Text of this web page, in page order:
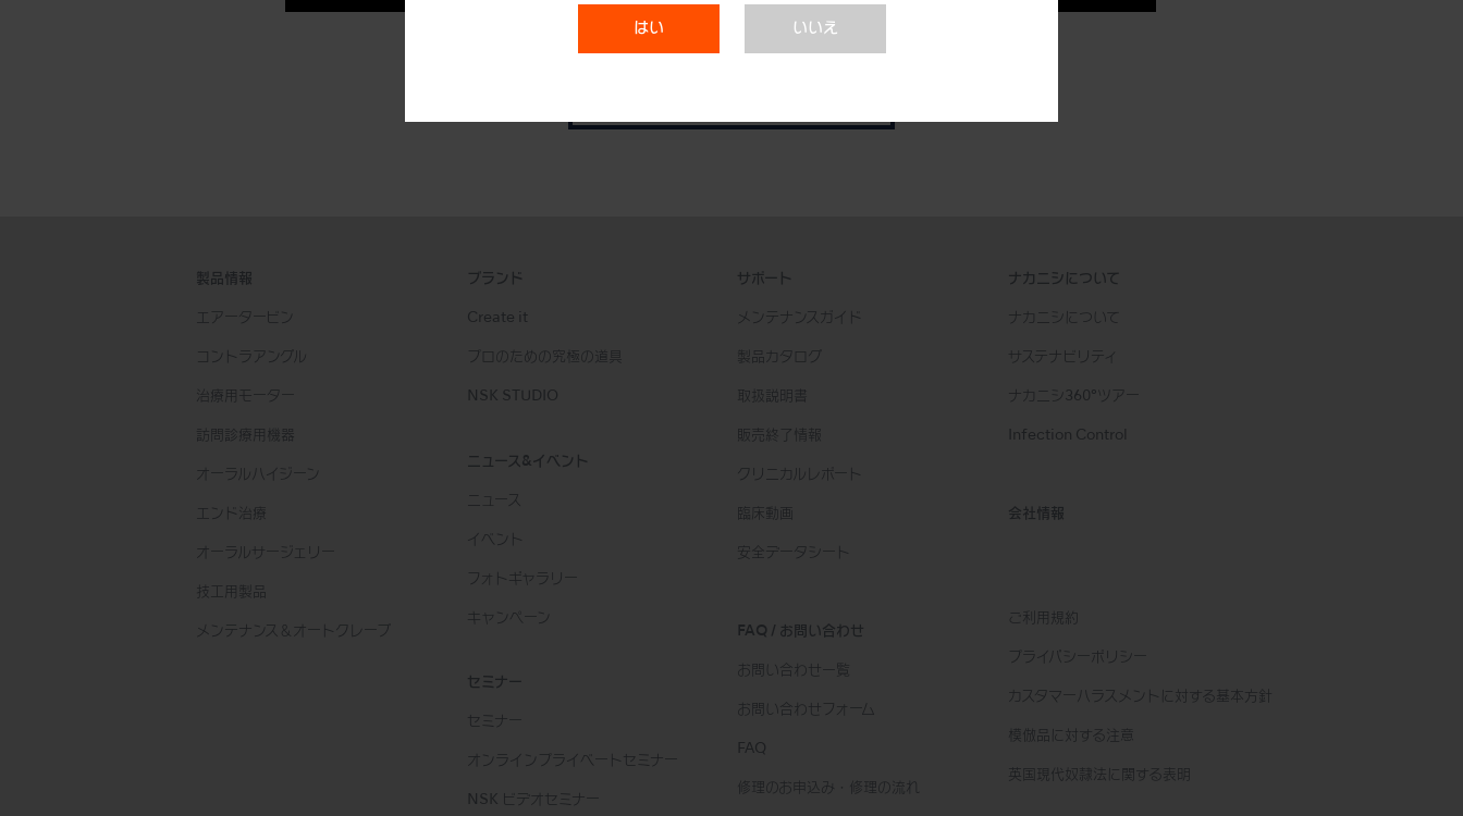
はい いいえ
製品情報
エアータービン
コントラアングル
治療用モーター
訪問診療用機器
オーラルハイジーン
エンド治療
オーラルサージェリー
技工用製品
メンテナンス＆オートクレーブ
ブランド
Create it
プロのための究極の道具
NSK STUDIO
ニュース&イベント
ニュース
イベント
フォトギャラリー
キャンペーン
セミナー
セミナー
オンラインプライベートセミナー
NSK ビデオセミナー
サポート
メンテナンスガイド
製品カタログ
取扱説明書
販売終了情報
クリニカルレポート
臨床動画
安全データシート
FAQ / お問い合わせ
お問い合わせ一覧
お問い合わせフォーム
FAQ
修理のお申込み・修理の流れ
ナカニシについて
ナカニシについて
サステナビリティ
ナカニシ360°ツアー
Infection Control
会社情報
ご利用規約
プライバシーポリシー
カスタマーハラスメントに対する基本方針
模倣品に対する注意
英国現代奴隷法に関する表明